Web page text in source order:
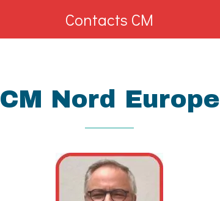
Contacts CM
CM Nord Europe